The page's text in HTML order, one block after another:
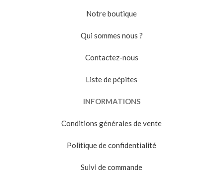
Notre boutique
Qui sommes nous ?
Contactez-nous
Liste de pépites
INFORMATIONS
Conditions générales de vente
Politique de confidentialité
Suivi de commande